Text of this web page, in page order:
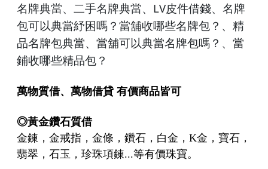
名牌典當、二手名牌典當、 LV皮件借錢、 名牌
包可以典當紓困嗎？當舖收哪些名牌包？ 、 精
品名牌包典當、 當舖可以典當名牌包嗎？ 、 當
鋪收哪些精品包？
萬物質借、萬物借貸 有價商品皆可
◎黃金鑽石質借
金鍊，金戒指，金條，鑽石，白金，K金，寶石，
翡翠，石玉，珍珠項鍊...等有價珠寶。